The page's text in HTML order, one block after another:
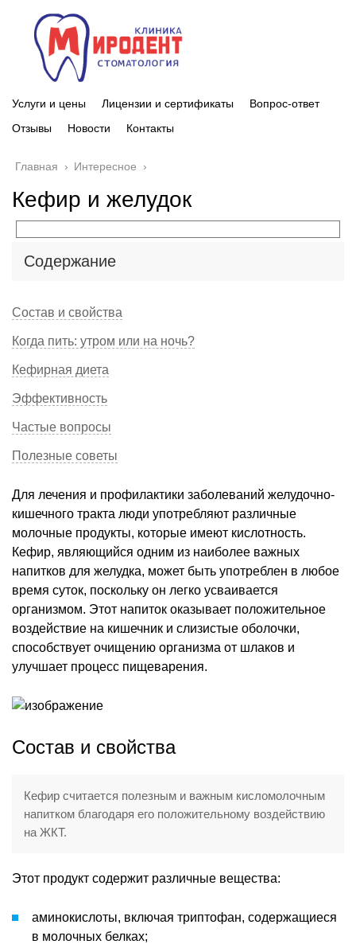
Услуги и цены Лицензии и сертификаты
Вопрос-ответ
Отзывы
Новости Контакты
Главная › Интересное ›
Кефир и желудок
Содержание
Состав и свойства
Когда пить: утром или на ночь?
Кефирная диета
Эффективность
Частые вопросы
Полезные советы
Для лечения и профилактики заболеваний желудочно-
кишечного тракта люди употребляют различные
молочные продукты, которые имеют кислотность.
Кефир, являющийся одним из наиболее важных
напитков для желудка, может быть употреблен в любое
время суток, поскольку он легко усваивается
организмом. Этот напиток оказывает положительное
воздействие на кишечник и слизистые оболочки,
способствует очищению организма от шлаков и
улучшает процесс пищеварения.
Состав и свойства
Кефир считается полезным и важным кисломолочным
напитком благодаря его положительному воздействию
на ЖКТ.
Этот продукт содержит различные вещества:
аминокислоты, включая триптофан, содержащиеся
в молочных белках;